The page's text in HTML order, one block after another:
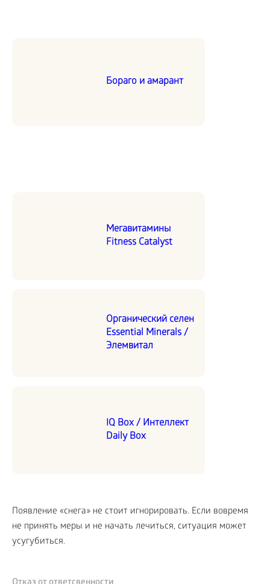
Бораго и амарант
Мегавитамины
Fitness Catalyst
Органический селен
Essential Minerals /
Элемвитал
IQ Box / Интеллект
Daily Box
Появление «снега» не стоит игнорировать. Если вовремя
не принять меры и не начать лечиться, ситуация может
усугубиться.